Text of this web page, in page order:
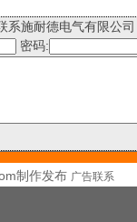
系施耐德电气有限公司
密码:
制作发布 广告联系